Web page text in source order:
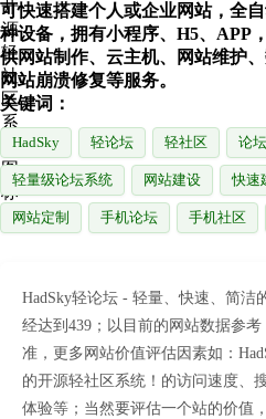
可快速搭建个人或企业网站，全
种设备，拥有小程序、H5、APP
供网站制作、云主机、网站维护
网站崩溃修复等服务。
关键词：
HadSky 轻论坛 轻社区 论
轻量级论坛系统 网站建设 快速
网站定制 手机论坛 手机社区
HadSky轻论坛 - 轻量、快速、简洁
经达到439；以目前的网站数据参
准，更多网站价值评估因素如：
的开源轻社区系统！的访问速度、
体验等；当然要评估一个站的价值